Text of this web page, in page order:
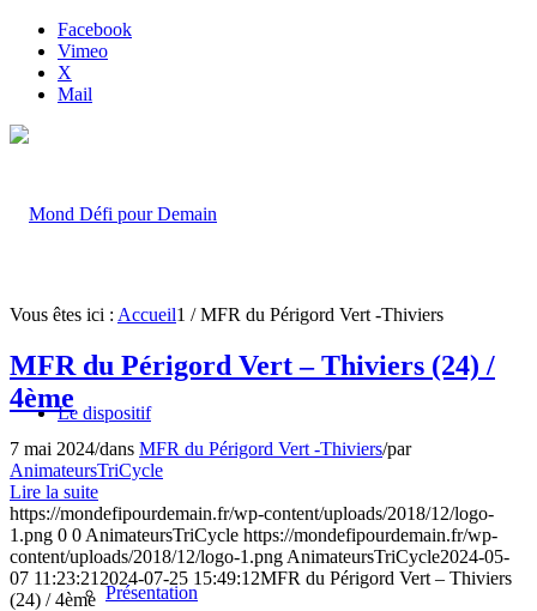
Facebook
Vimeo
X
Mail
Le dispositif
Présentation
Vous êtes ici : Accueil1 / MFR du Périgord Vert -Thiviers
MFR du Périgord Vert – Thiviers (24) /
4ème
7 mai 2024/dans MFR du Périgord Vert -Thiviers/par
AnimateursTriCycle
Lire la suite
https://mondefipourdemain.fr/wp-content/uploads/2018/12/logo-
1.png 0 0 AnimateursTriCycle https://mondefipourdemain.fr/wp-
content/uploads/2018/12/logo-1.png AnimateursTriCycle2024-05-
07 11:23:21 2024-07-25 15:49:12MFR du Périgord Vert – Thiviers
(24) / 4ème